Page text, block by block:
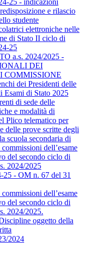
25 - indicazioni
e rilascio
studente
elettroniche nelle
di Stato II ciclo di
25
a.s. 2024/2025 -
DEI
COMMISSIONE
dei Presidenti delle
Esami di Stato 2025
di sede delle
e modalità di
Plico telematico per
delle prove scritte degli
scuola secondaria di
dell’esame
del secondo ciclo di
2024/2025
25 - OM n. 67 del 31
dell’esame
del secondo ciclo di
2024/2025.
oggetto della
2024